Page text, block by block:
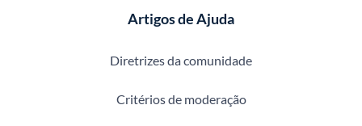
Artigos de Ajuda
Diretrizes da comunidade
Critérios de moderação